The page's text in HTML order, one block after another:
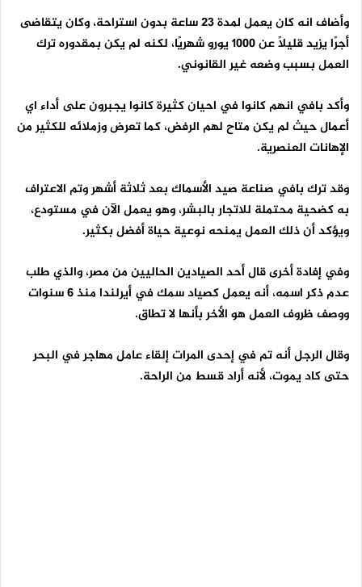
وأضاف انه كان يعمل لمدة 23 ساعة بدون استراحة، وكان يتقاضى
أجرًا يزيد قليلاً عن 1000 يورو شهريًا، لكنه لم يكن بمقدوره ترك
العمل بسبب وضعه غير القانوني.
وأكد بافي انهم كانوا في احيان كثيرة كانوا يجبرون على أداء اي
أعمال حيث لم يكن متاح لهم الرفض، كما تعرض وزملائه للكثير من
الإهانات العنصرية.
وقد ترك بافي صناعة صيد الأسماك بعد ثلاثة أشهر وتم الاعتراف
به كضحية محتملة للاتجار بالبشر، وهو يعمل الآن في مستودع،
ويؤكد أن ذلك العمل يمنحه نوعية حياة أفضل بكثير.
وفي إفادة أخرى قال أحد الصيادين الحاليين من مصر، والذي طلب
عدم ذكر اسمه، أنه يعمل كصياد سمك في أيرلندا منذ 6 سنوات
ووصف ظروف العمل هو الأخر بأنها لا تطاق.
وقال الرجل أنه تم في إحدى المرات إلقاء عامل مهاجر في البحر
حتى كاد يموت، لأنه أراد قسط من الراحة.